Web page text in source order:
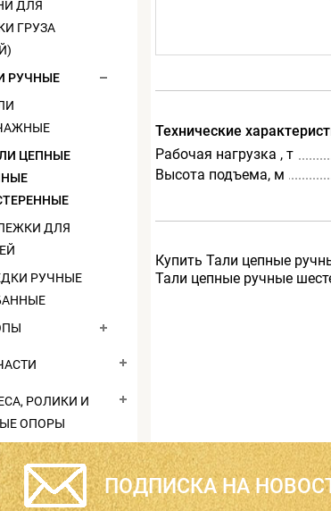
ДЛЯ
ГРУЗА
РУЧНЫЕ
ЦЕПНЫЕ
ДЛЯ
РУЧНЫЕ
РОЛИКИ И
ОПОРЫ
Технические
Рабочая нагрузка , т
Высота подъема, м
Купить Тали цепные
Тали цепные ручные
ПОДПИСКА НА